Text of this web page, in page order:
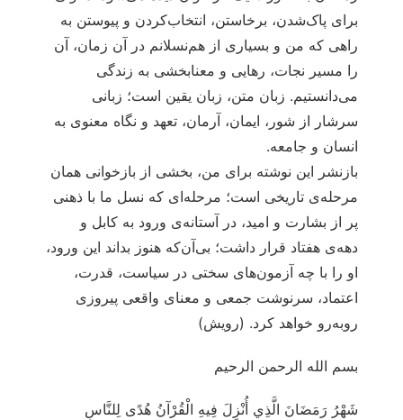
برای پاک‌شدن، برخاستن، انتخاب‌کردن و پیوستن به
راهی که من و بسیاری از هم‌نسلانم در آن زمان، آن
را مسیر نجات، رهایی و معنابخشی به زندگی
می‌دانستیم. زبان متن، زبان یقین است؛ زبانی
سرشار از شور، ایمان، آرمان، تعهد و نگاه معنوی به
انسان و جامعه.
بازنشر این نوشته برای من، بخشی از بازخوانی همان
مرحله‌ی تاریخی است؛ مرحله‌ای که نسل ما با ذهنی
پر از بشارت و امید، در آستانه‌ی ورود به کابل و
دهه‌ی هفتاد قرار داشت؛ بی‌آن‌که هنوز بداند این ورود،
او را با چه آزمون‌های سختی در سیاست، قدرت،
اعتماد، سرنوشت جمعی و معنای واقعی پیروزی
روبه‌رو خواهد کرد. (رویش)
بسم الله الرحمن الرحیم
شَهْرُ رَمَضَانَ الَّذِي أُنْزِلَ فِيهِ الْقُرْآنُ هُدًى لِلنَّاسِ